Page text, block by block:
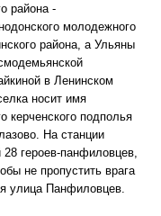
района -
молодежного
района, а Ульяны
в Ленинском
носит имя
керченского подполья
На станции
героев-панфиловцев,
не пропустить врага
улица Панфиловцев.